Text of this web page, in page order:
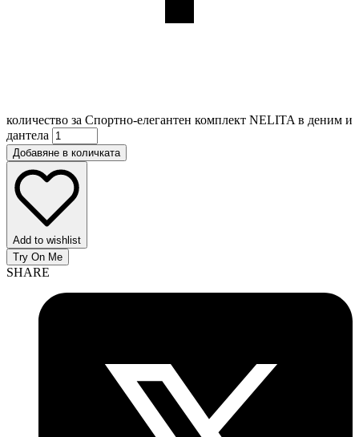
количество за Спортно-елегантен комплект NELITA в деним и
дантела
Добавяне в количката
Add to wishlist
Try On Me
SHARE